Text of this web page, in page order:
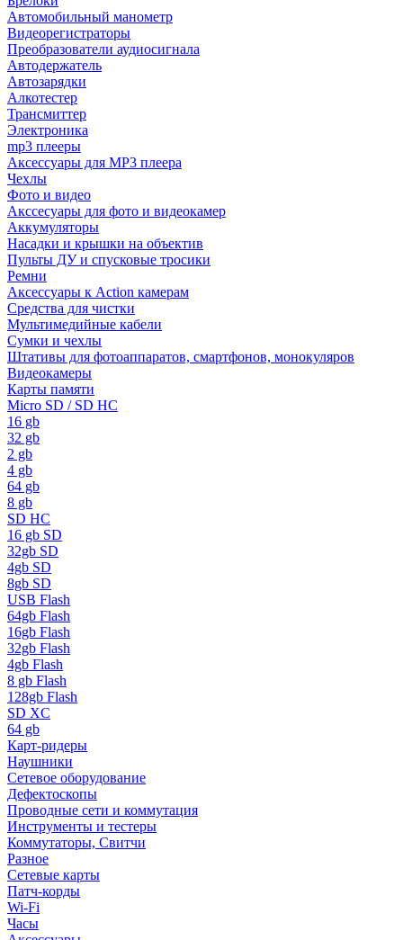
Автомобильный манометр
Видеорегистраторы
Преобразователи аудиосигнала
Автодержатель
Автозарядки
Алкотестер
Трансмиттер
Электроника
mp3 плееры
Аксессуары для MP3 плеера
Чехлы
Фото и видео
Акссесуары для фото и видеокамер
Аккумуляторы
Насадки и крышки на объектив
Пульты ДУ и спусковые тросики
Ремни
Аксессуары к Action камерам
Средства для чистки
Мультимедийные кабели
Сумки и чехлы
Штативы для фотоаппаратов, смартфонов, монокуляров
Видеокамеры
Карты памяти
Micro SD / SD HC
16 gb
32 gb
2 gb
4 gb
64 gb
8 gb
SD HC
16 gb SD
32gb SD
4gb SD
8gb SD
USB Flash
64gb Flash
16gb Flash
32gb Flash
4gb Flash
8 gb Flash
128gb Flash
SD XC
64 gb
Карт-ридеры
Наушники
Сетевое оборудование
Дефектоскопы
Проводные сети и коммутация
Инструменты и тестеры
Коммутаторы, Свитчи
Разное
Сетевые карты
Патч-корды
Wi-Fi
Часы